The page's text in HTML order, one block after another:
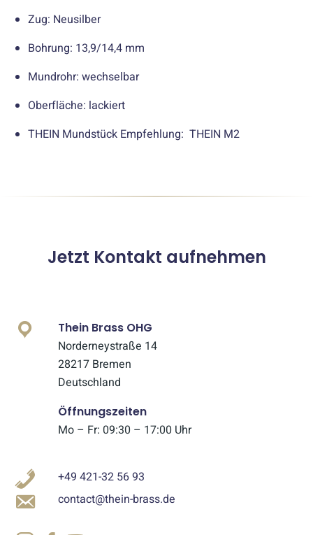
Zug: Neusilber
Bohrung: 13,9/14,4 mm
Mundrohr: wechselbar
Oberfläche: lackiert
THEIN Mundstück Empfehlung: THEIN M2
Jetzt Kontakt aufnehmen
Thein Brass OHG
Norderneystraße 14
28217 Bremen
Deutschland
Öffnungszeiten
Mo – Fr: 09:30 – 17:00 Uhr
+49 421-32 56 93
contact@thein-brass.de